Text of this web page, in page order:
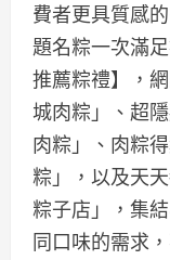
費者更具質感
題名粽一次滿
推薦粽禮】，
城肉粽」、超
肉粽」、肉粽
粽」，以及天
粽子店」，集
同口味的需求